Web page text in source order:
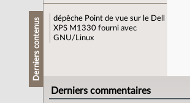
Derniers contenus dépêche Point de vue sur le Dell
XPS M1330 fourni avec
GNU/Linux
Derniers commentaires